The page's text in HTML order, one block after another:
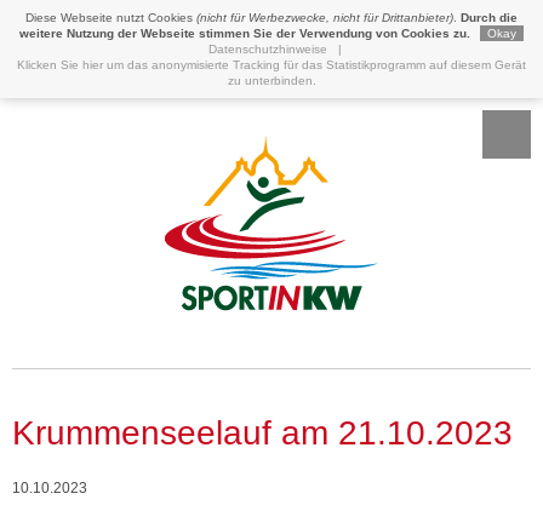
Diese Webseite nutzt Cookies (nicht für Werbezwecke, nicht für Drittanbieter) Durch die
weitere Nutzung der Webseite stimmen Sie der Verwendung von Cookies zu.
Okay
Datenschutzhinweise
|
Klicken Sie hier um das anonymisierte Tracking für das Statistikprogramm auf diesem Gerät
zu unterbinden.
Krummenseelauf am 21.10.2023
10.10.2023